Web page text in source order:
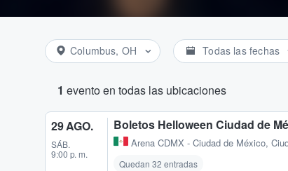
Columbus, OH Todas las fechas
1 evento en todas las ubicaciones
29 AGO.
SÁB.
9:00 p. m.
Boletos Helloween Ciudad de
Arena CDMX - Ciudad de México,
Quedan 32 entradas